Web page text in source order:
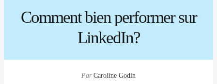
Comment bien performer sur
LinkedIn?
Par Caroline Godin